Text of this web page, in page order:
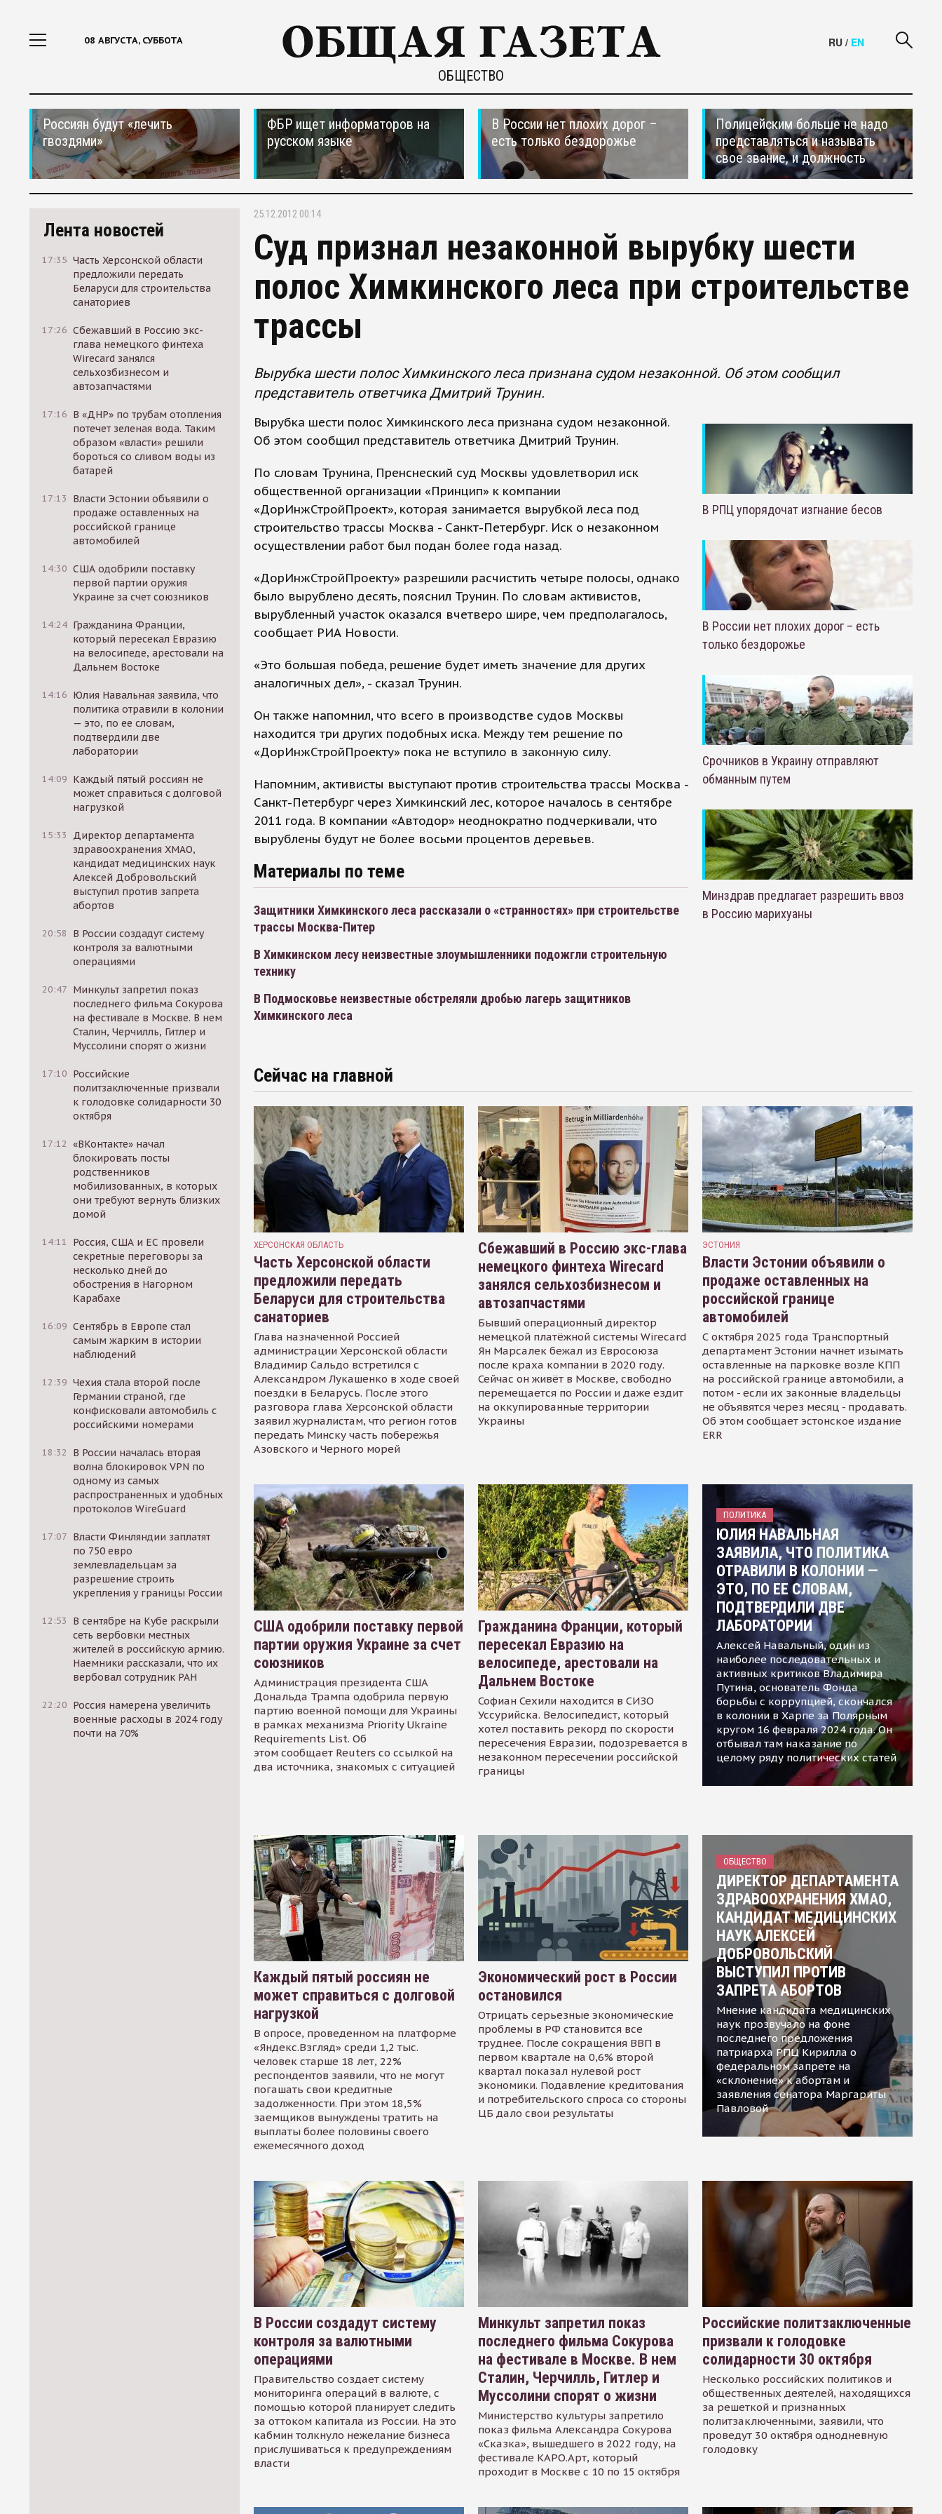
08 АВГУСТА, СУББОТА
ОБЩЕСТВО
RU / EN
Россиян будут «лечить
гвоздями»
ФБР ищет информаторов на
русском языке
В России нет плохих дорог –
есть только бездорожье
Полицейским больше не надо
представляться и называть
свое звание, и должность
Лента новостей
17:35 Часть Херсонской области
предложили передать
Беларуси для строительства
санаториев
17:26 Сбежавший в Россию экс-
глава немецкого финтеха
Wirecard занялся
сельхозбизнесом и
автозапчастями
17:16 В «ДНР» по трубам отопления
потечет зеленая вода. Таким
образом «власти» решили
бороться со сливом воды из
батарей
17:13
Власти Эстонии объявили о
продаже оставленных на
российской границе
автомобилей
14:30 США одобрили поставку
первой партии оружия
Украине за счет союзников
14:24 Гражданина Франции,
который пересекал Евразию
на велосипеде, арестовали на
Дальнем Востоке
14:16 Юлия Навальная заявила, что
политика отравили в колонии
— это, по ее словам,
подтвердили две
лаборатории
14:09 Каждый пятый россиян не
может справиться с долговой
нагрузкой
15:33
Директор департамента
здравоохранения ХМАО,
кандидат медицинских наук
Алексей Добровольский
выступил против запрета
абортов
20:58
В России создадут систему
контроля за валютными
операциями
20:47 Минкульт запретил показ
последнего фильма Сокурова
на фестивале в Москве. В нем
Сталин, Черчилль, Гитлер и
Муссолини спорят о жизни
17:10 Российские
политзаключенные призвали
к голодовке солидарности 30
октября
17:12 «ВКонтакте» начал
блокировать посты
родственников
мобилизованных, в которых
они требуют вернуть близких
домой
14:11
Россия, США и ЕС провели
секретные переговоры за
несколько дней до
обострения в Нагорном
Карабахе
16:09 Сентябрь в Европе стал
самым жарким в истории
наблюдений
12:39 Чехия стала второй после
Германии страной, где
конфисковали автомобиль с
российскими номерами
18:32
В России началась вторая
волна блокировок VPN по
одному из самых
распространенных и удобных
протоколов WireGuard
17:07 Власти Финляндии заплатят
по 750 евро
землевладельцам за
разрешение строить
укрепления у границы России
12:53
В сентябре на Кубе раскрыли
сеть вербовки местных
жителей в российскую армию.
Наемники рассказали, что их
вербовал сотрудник РАН
22:20 Россия намерена увеличить
военные расходы в 2024 году
почти на 70%
25.12.2012 00:14
Суд признал незаконной вырубку шести
полос Химкинского леса при строительстве
трассы
Вырубка шести полос Химкинского леса признана судом незаконной. Об этом сообщил
представитель ответчика Дмитрий Трунин.
Вырубка шести полос Химкинского леса признана судом незаконной.
Об этом сообщил представитель ответчика Дмитрий Трунин.
По словам Трунина, Пренснеский суд Москвы удовлетворил иск
общественной организации «Принцип» к компании
«ДорИнжСтройПроект», которая занимается вырубкой леса под
строительство трассы Москва - Санкт-Петербург. Иск о незаконном
осуществлении работ был подан более года назад.
«ДорИнжСтройПроекту» разрешили расчистить четыре полосы, однако
было вырублено десять, пояснил Трунин. По словам активистов,
вырубленный участок оказался вчетверо шире, чем предполагалось,
сообщает РИА Новости.
«Это большая победа, решение будет иметь значение для других
аналогичных дел», - сказал Трунин.
Он также напомнил, что всего в производстве судов Москвы
находится три других подобных иска. Между тем решение по
«ДорИнжСтройПроекту» пока не вступило в законную силу.
Напомним, активисты выступают против строительства трассы Москва -
Санкт-Петербург через Химкинский лес, которое началось в сентябре
2011 года. В компании «Автодор» неоднократно подчеркивали, что
вырублены будут не более восьми процентов деревьев.
Материалы по теме
Защитники Химкинского леса рассказали о «странностях» при строительстве
трассы Москва-Питер
В Химкинском лесу неизвестные злоумышленники подожгли строительную
технику
В Подмосковье неизвестные обстреляли дробью лагерь защитников
Химкинского леса
В РПЦ упорядочат изгнание бесов
В России нет плохих дорог – есть
только бездорожье
Срочников в Украину отправляют
обманным путем
Минздрав предлагает разрешить ввоз
в Россию марихуаны
Сейчас на главной
ХЕРСОНСКАЯ ОБЛАСТЬ
Часть Херсонской области
предложили передать
Беларуси для строительства
санаториев
Глава назначенной Россией
администрации Херсонской области
Владимир Сальдо встретился с
Александром Лукашенко в ходе своей
поездки в Беларусь. После этого
разговора глава Херсонской области
заявил журналистам, что регион готов
передать Минску часть побережья
Азовского и Черного морей
Сбежавший в Россию экс-глава
немецкого финтеха Wirecard
занялся сельхозбизнесом и
автозапчастями
Бывший операционный директор
немецкой платёжной системы Wirecard
Ян Марсалек бежал из Евросоюза
после краха компании в 2020 году.
Сейчас он живёт в Москве, свободно
перемещается по России и даже ездит
на оккупированные территории
Украины
ЭСТОНИЯ
Власти Эстонии объявили о
продаже оставленных на
российской границе
автомобилей
С октября 2025 года Транспортный
департамент Эстонии начнет изымать
оставленные на парковке возле КПП
на российской границе автомобили, а
потом - если их законные владельцы
не объявятся через месяц - продавать.
Об этом сообщает эстонское издание
ERR
США одобрили поставку первой
партии оружия Украине за счет
союзников
Администрация президента США
Дональда Трампа одобрила первую
партию военной помощи для Украины
в рамках механизма Priority Ukraine
Requirements List. Об
этом сообщает Reuters со ссылкой на
два источника, знакомых с ситуацией
Гражданина Франции, который
пересекал Евразию на
велосипеде, арестовали на
Дальнем Востоке
Софиан Сехили находится в СИЗО
Уссурийска. Велосипедист, который
хотел поставить рекорд по скорости
пересечения Евразии, подозревается в
незаконном пересечении российской
границы
ПОЛИТИКА
ЮЛИЯ НАВАЛЬНАЯ
ЗАЯВИЛА, ЧТО ПОЛИТИКА
ОТРАВИЛИ В КОЛОНИИ —
ЭТО, ПО ЕЕ СЛОВАМ,
ПОДТВЕРДИЛИ ДВЕ
ЛАБОРАТОРИИ
Алексей Навальный, один из
наиболее последовательных и
активных критиков Владимира
Путина, основатель Фонда
борьбы с коррупцией, скончался
в колонии в Харпе за Полярным
кругом 16 февраля 2024 года. Он
отбывал там наказание по
целому ряду политических статей
Каждый пятый россиян не
может справиться с долговой
нагрузкой
В опросе, проведенном на платформе
«Яндекс.Взгляд» среди 1,2 тыс.
человек старше 18 лет, 22%
респондентов заявили, что не могут
погашать свои кредитные
задолженности. При этом 18,5%
заемщиков вынуждены тратить на
выплаты более половины своего
ежемесячного доход
Экономический рост в России
остановился
Отрицать серьезные экономические
проблемы в РФ становится все
труднее. После сокращения ВВП в
первом квартале на 0,6% второй
квартал показал нулевой рост
экономики. Подавление кредитования
и потребительского спроса со стороны
ЦБ дало свои результаты
ОБЩЕСТВО
ДИРЕКТОР ДЕПАРТАМЕНТА
ЗДРАВООХРАНЕНИЯ ХМАО,
КАНДИДАТ МЕДИЦИНСКИХ
НАУК АЛЕКСЕЙ
ДОБРОВОЛЬСКИЙ
ВЫСТУПИЛ ПРОТИВ
ЗАПРЕТА АБОРТОВ
Мнение кандидата медицинских
наук прозвучало на фоне
последнего предложения
патриарха РПЦ Кирилла о
федеральном запрете на
«склонение» к абортам и
заявления сенатора Маргариты
Павловой
В России создадут систему
контроля за валютными
операциями
Правительство создает систему
мониторинга операций в валюте, с
помощью которой планирует следить
за оттоком капитала из России. На это
кабмин толкнуло нежелание бизнеса
прислушиваться к предупреждениям
власти
Минкульт запретил показ
последнего фильма Сокурова
на фестивале в Москве. В нем
Сталин, Черчилль, Гитлер и
Муссолини спорят о жизни
Министерство культуры запретило
показ фильма Александра Сокурова
«Сказка», вышедшего в 2022 году, на
фестивале КАРО.Арт, который
проходит в Москве с 10 по 15 октября
Российские политзаключенные
призвали к голодовке
солидарности 30 октября
Несколько российских политиков и
общественных деятелей, находящихся
за решеткой и признанных
политзаключенными, заявили, что
проведут 30 октября однодневную
голодовку